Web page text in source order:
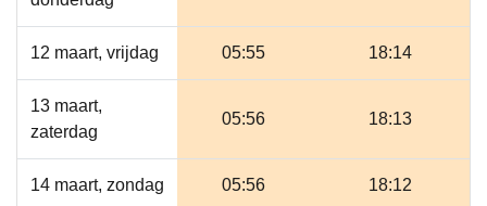
12 maart, vrijdag 05:55 18:14
13 maart,
zaterdag
05:56 18:13
14 maart, zondag 05:56 18:12